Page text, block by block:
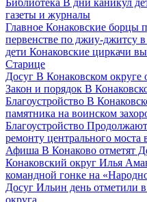
Библиотека В дни каникул
газеты и журналы
Главное Конаковские борцы
первенстве по джиу-джитсу
дети Конаковские циркачи
Старице
Досуг В Конаковском округе
Закон и порядок В
Благоустройство В
памятника на воинском
Благоустройство
ремонту центрального моста
Афиша В Конаково отметят
Конаковский округ Илья
командной гонке на
Досуг Ильин день отметили
округа